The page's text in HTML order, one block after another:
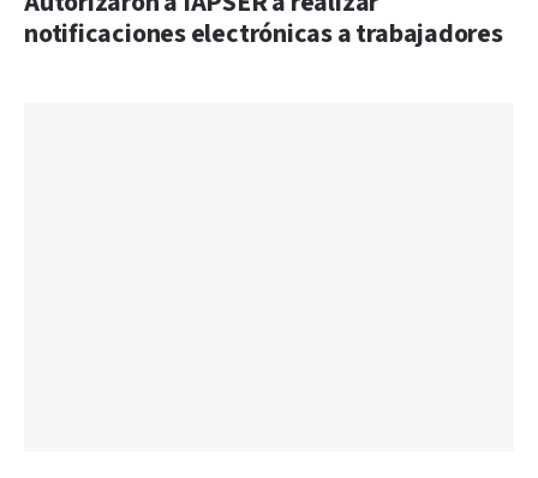
notificaciones electrónicas a trabajadores